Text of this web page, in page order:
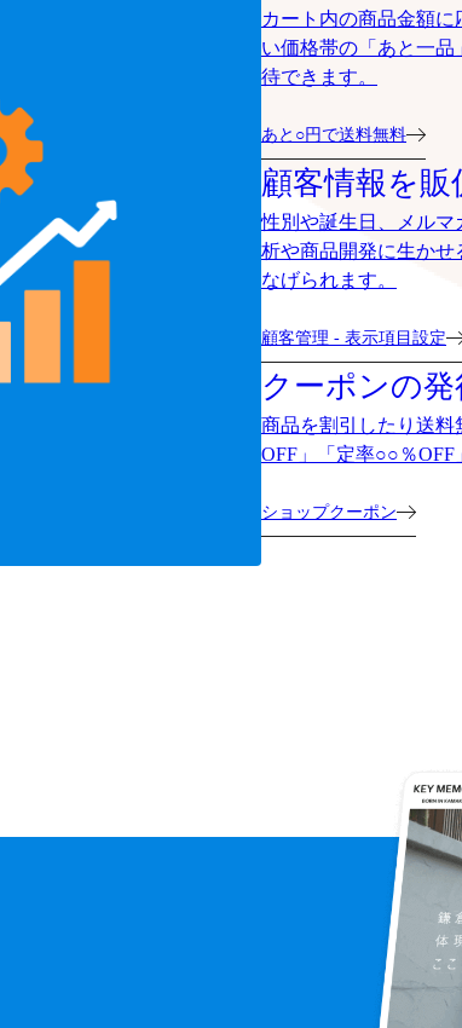
カート内の商品金額
い価格帯の「あと一
待できます。
あと○円で送料無料
顧客情報を販
性別や誕生日、メル
析や商品開発に生か
なげられます。
顧客管理 - 表示項目設定
クーポンの
商品を割引したり送
OFF」「定率○○％OFF
ショップクーポン